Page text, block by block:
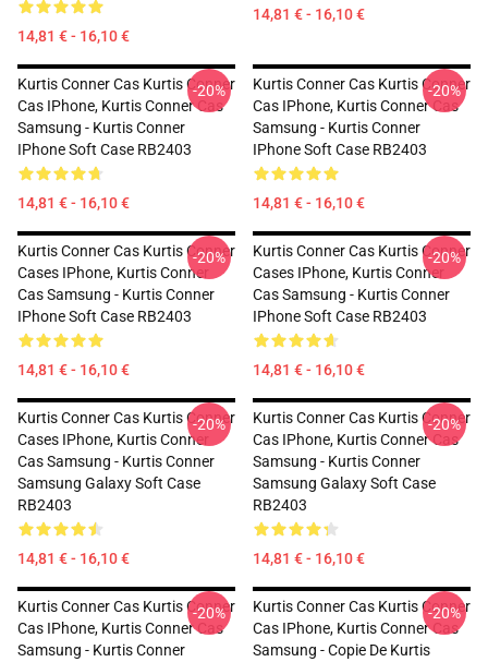
14,81 € - 16,10 €
14,81 € - 16,10 €
Kurtis Conner Cas Kurtis Conner
Cas IPhone, Kurtis Conner Cas
Samsung - Kurtis Conner
IPhone Soft Case RB2403
14,81 € - 16,10 €
-20%
Kurtis Conner Cas Kurtis Conner
Cas IPhone, Kurtis Conner Cas
Samsung - Kurtis Conner
IPhone Soft Case RB2403
14,81 € - 16,10 €
-20%
Kurtis Conner Cas Kurtis Conner
Cases IPhone, Kurtis Conner
Cas Samsung - Kurtis Conner
IPhone Soft Case RB2403
14,81 € - 16,10 €
-20%
Kurtis Conner Cas Kurtis Conner
Cases IPhone, Kurtis Conner
Cas Samsung - Kurtis Conner
IPhone Soft Case RB2403
14,81 € - 16,10 €
-20%
Kurtis Conner Cas Kurtis Conner
Cases IPhone, Kurtis Conner
Cas Samsung - Kurtis Conner
Samsung Galaxy Soft Case
RB2403
14,81 € - 16,10 €
-20%
Kurtis Conner Cas Kurtis Conner
Cas IPhone, Kurtis Conner Cas
Samsung - Kurtis Conner
Samsung Galaxy Soft Case
RB2403
14,81 € - 16,10 €
-20%
Kurtis Conner Cas Kurtis Conner
Cas IPhone, Kurtis Conner Cas
Samsung - Kurtis Conner
-20%
Kurtis Conner Cas Kurtis Conner
Cas IPhone, Kurtis Conner Cas
Samsung - Copie De Kurtis
-20%